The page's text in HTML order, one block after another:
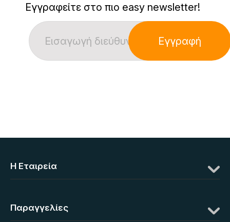
Εγγραφείτε στο πιο easy newsletter!
Εγγραφή
Η Eταιρεία
Παραγγελίες